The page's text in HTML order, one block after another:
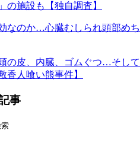
施設も【独自調査】
なのか…心臓むしられ頭部めち
の皮、内臓、ゴムぐつ…そして
香人喰い熊事件】
事